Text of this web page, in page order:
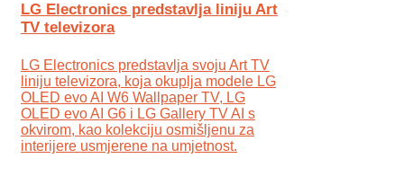
LG Electronics predstavlja liniju Art
TV televizora
LG Electronics predstavlja svoju Art TV
liniju televizora, koja okuplja modele LG
OLED evo AI W6 Wallpaper TV, LG
OLED evo AI G6 i LG Gallery TV AI s
okvirom, kao kolekciju osmišljenu za
interijere usmjerene na umjetnost.